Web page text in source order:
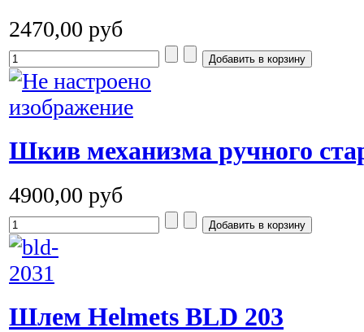
2470,00 руб
Шкив механизма ручного
4900,00 руб
Шлем Helmets BLD 203